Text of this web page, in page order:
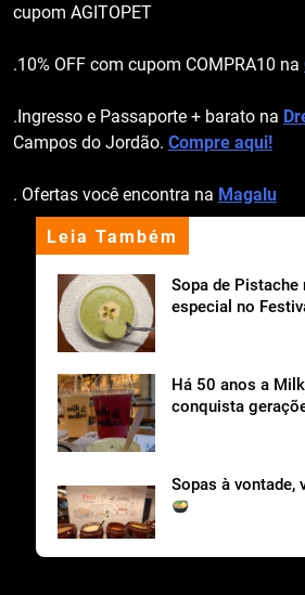
Leia Também
Sopa de Pistache
especial no
Há 50 anos a
conquista
Sopas à vontade,
cupom AGITOPET
.10% OFF com cupom COMPRA10 na
.Ingresso e Passaporte + barato na
Campos do Jordão. Compre aqui!
. Ofertas você encontra na Magalu
apoio institucional